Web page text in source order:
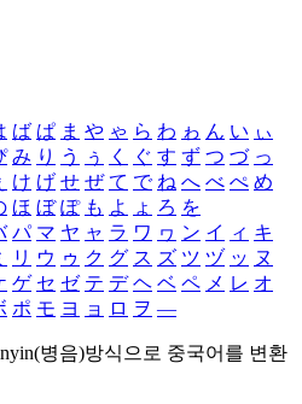
ば ぱ ま や ゃ ら わ ゎ ん い ぃ
み り う ぅ く ぐ す ず つ づ っ
け げ せ ぜ て で ね へ べ ぺ め
ほ ぼ ぽ も よ ょ ろ を
パ マ ヤ ャ ラ ワ ヮ ン イ ィ キ
リ ウ ゥ ク グ ス ズ ツ ヅ ッ ヌ
ゲ セ ゼ テ デ ヘ ベ ペ メ レ オ
ポ モ ヨ ョ ロ ヲ ―
병음)방식으로 중국어를 변환